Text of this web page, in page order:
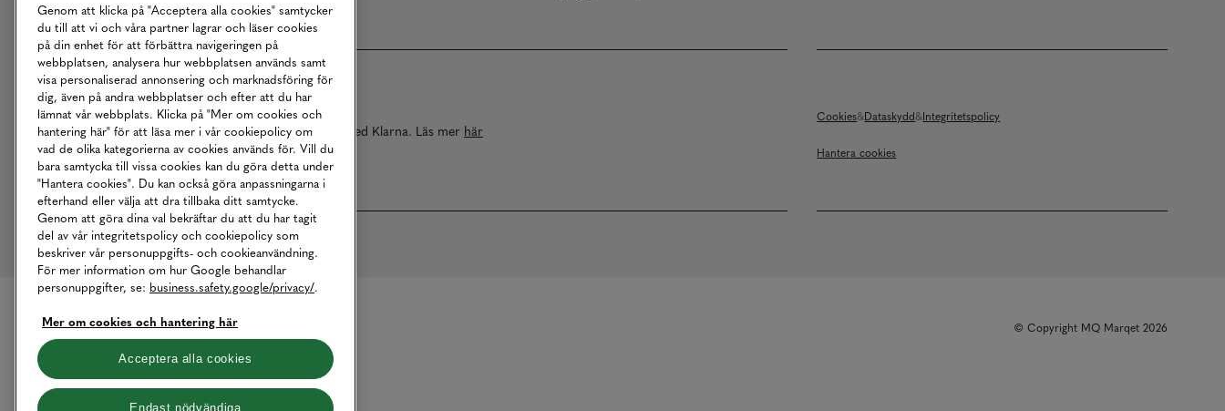
Betalningar online sköts i samarbete med Klarna. Läs mer här
Cookies Dataskydd Integritetspolicy
Hantera cookies
© Copyright MQ Marqet 2026
Genom att klicka på "Acceptera alla cookies" samtycker
du till att vi och våra partner lagrar och läser cookies
på din enhet för att förbättra navigeringen på
webbplatsen, analysera hur webbplatsen används samt
visa personaliserad annonsering och marknadsföring för
dig, även på andra webbplatser och efter att du har
lämnat vår webbplats. Klicka på "Mer om cookies och
hantering här" för att läsa mer i vår cookiepolicy om
vad de olika kategorierna av cookies används för. Vill du
bara samtycka till vissa cookies kan du göra detta under
"Hantera cookies". Du kan också göra anpassningarna i
efterhand eller välja att dra tillbaka ditt samtycke.
Genom att göra dina val bekräftar du att du har tagit
del av vår integritetspolicy och cookiepolicy som
beskriver vår personuppgifts- och cookieanvändning.
För mer information om hur Google behandlar
personuppgifter, se: business.safety.google/privacy/.
Mer om cookies och hantering här
Acceptera alla cookies
Endast nödvändiga